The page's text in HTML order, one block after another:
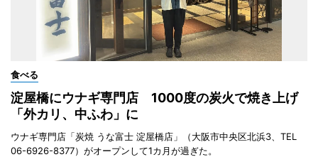
食べる
淀屋橋にウナギ専門店 1000度の炭火で焼き上げ
「外カリ、中ふわ」に
ウナギ専門店「炭焼 うな富士 淀屋橋店」（大阪市中央区北浜3、TEL
06-6926-8377）がオープンして1カ月が過ぎた。